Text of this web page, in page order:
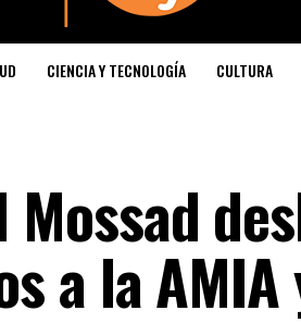
CIENCIA Y TECNOLOGÍA CULTURA
a la AMIA